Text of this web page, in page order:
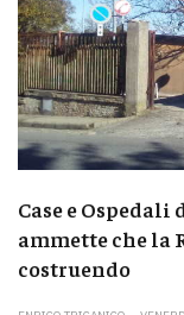
Case e
ammette che la
costruendo